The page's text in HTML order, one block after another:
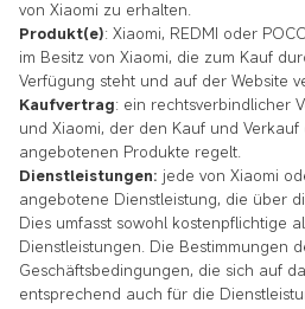
von Xiaomi zu erhalten.
Produkt(e): Xiaomi, REDMI oder
im Besitz von Xiaomi, die zum Kauf
Verfügung steht und auf der Website
Kaufvertrag: ein rechtsverbindlicher
und Xiaomi, der den Kauf und
angebotenen Produkte regelt.
Dienstleistungen: jede von Xiaomi
angebotene Dienstleistung, die über
Dies umfasst sowohl kostenpflichtige
Dienstleistungen. Die Bestimmungen
Geschäftsbedingungen, die sich auf
entsprechend auch für die